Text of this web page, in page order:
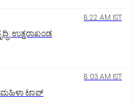
8:22 AM IST
ಉತ್ತರಾಖಂಡ
8:03 AM IST
ಮಹಿಳಾ ಟಾಪ್‌